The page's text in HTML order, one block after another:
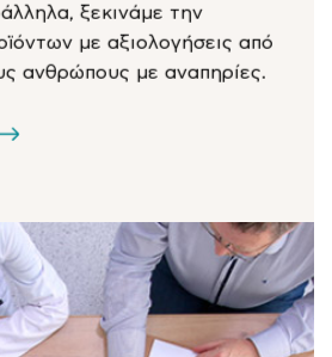
ξεκινάμε την
με αξιολογήσεις από
ανθρώπους με αναπηρίες.